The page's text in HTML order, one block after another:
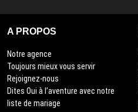
A PROPOS
Notre agence
Toujours mieux vous servir
Rejoignez-nous
Dites Oui à l’aventure avec notre
liste de mariage